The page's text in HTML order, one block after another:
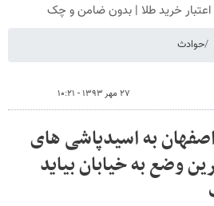
حوادث
۲۷ مهر ۱۳۹۳ - ۱۰:۲۱
به اسیدپاشی های
وضع به خیابان بیاید